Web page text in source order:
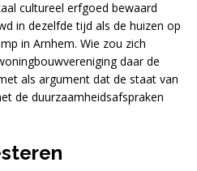
cultureel erfgoed bewaard
in dezelfde tijd als de huizen op
in Arnhem. Wie zou zich
daar de
als argument dat de staat van
de duurzaamheidsafspraken